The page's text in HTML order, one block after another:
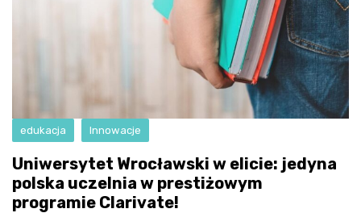
edukacja Innowacje
Uniwersytet Wrocławski w elicie: jedyna
polska uczelnia w prestiżowym
programie Clarivate!